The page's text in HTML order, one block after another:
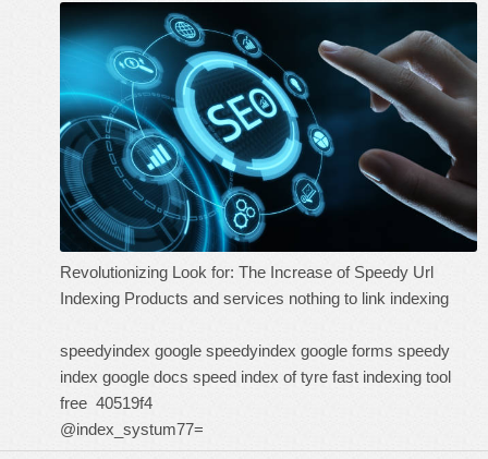
Revolutionizing Look for: The Increase of Speedy Url
Indexing Products and services nothing to link indexing
speedyindex google speedyindex google forms speedy
index google docs speed index of tyre fast indexing tool
free 40519f4
@index_systum77=